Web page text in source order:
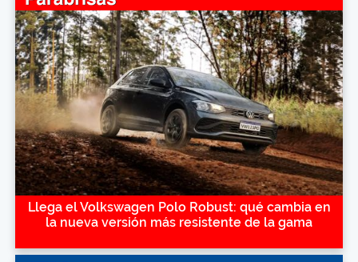
Llega el Volkswagen Polo Robust: qué cambia en
la nueva versión más resistente de la gama